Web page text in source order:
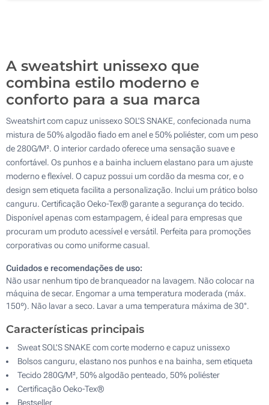
A sweatshirt unissexo que
combina estilo moderno e
conforto para a sua marca
Sweatshirt com capuz unissexo SOL'S SNAKE, confecionada numa
mistura de 50% algodão fiado em anel e 50% poliéster, com um peso
de 280G/M². O interior cardado oferece uma sensação suave e
confortável. Os punhos e a bainha incluem elastano para um ajuste
moderno e flexível. O capuz possui um cordão da mesma cor, e o
design sem etiqueta facilita a personalização. Inclui um prático bolso
canguru. Certificação Oeko-Tex® garante a segurança do tecido.
Disponível apenas com estampagem, é ideal para empresas que
procuram um produto acessível e versátil. Perfeita para promoções
corporativas ou como uniforme casual.
Cuidados e recomendações de uso:
Não usar nenhum tipo de branqueador na lavagem. Não colocar na
máquina de secar. Engomar a uma temperatura moderada (máx.
150º). Não lavar a seco. Lavar a uma temperatura máxima de 30°.
Características principais
Sweat SOL'S SNAKE com corte moderno e capuz unissexo
Bolsos canguru, elastano nos punhos e na bainha, sem etiqueta
Tecido 280G/M², 50% algodão penteado, 50% poliéster
Certificação Oeko-Tex®
Bestseller